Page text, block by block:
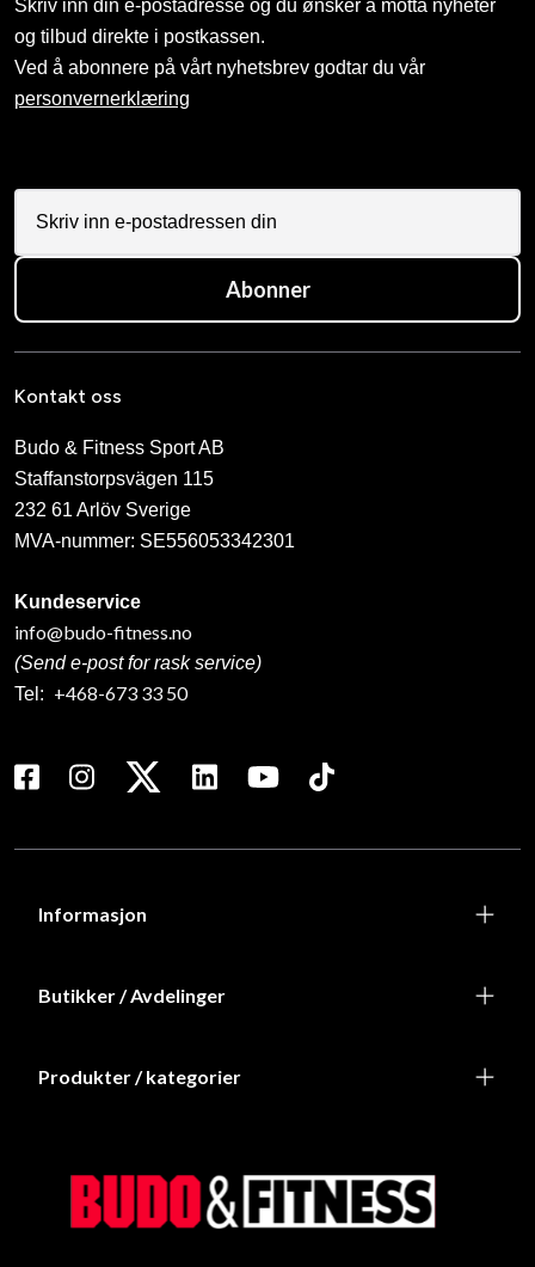
Skriv inn din e-postadresse og du ønsker å motta nyheter
og tilbud direkte i postkassen.
Ved å abonnere på vårt nyhetsbrev godtar du vår
personvernerklæring
Abonner
Kontakt oss
Budo & Fitness Sport AB
Staffanstorpsvägen 115
232 61 Arlöv Sverige
MVA-nummer: SE556053342301
Kundeservice
info@budo-fitness.no
(Send e-post for rask service)
Tel: +468-673 33 50
Informasjon
Butikker / Avdelinger
Produkter / kategorier